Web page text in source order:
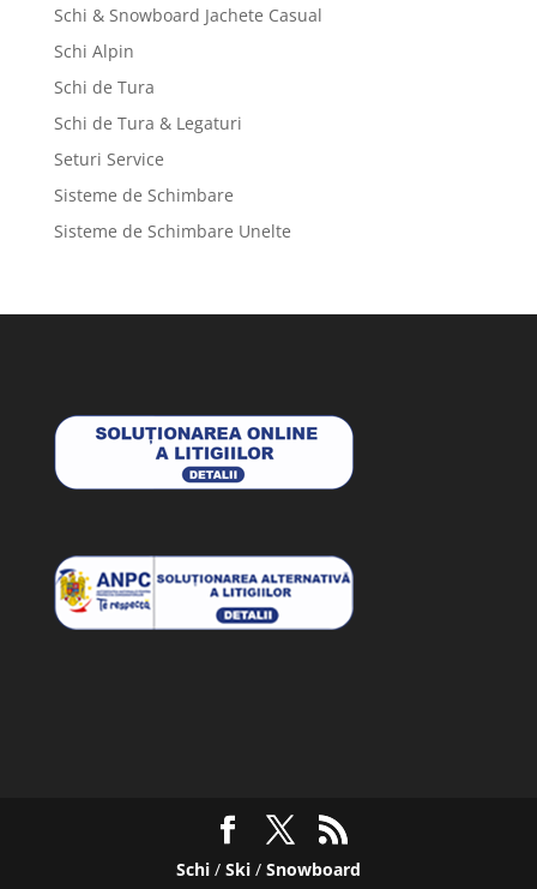
Schi & Snowboard Jachete Casual
Schi Alpin
Schi de Tura
Schi de Tura & Legaturi
Seturi Service
Sisteme de Schimbare
Sisteme de Schimbare Unelte
Schi/ Ski/ Snowboard